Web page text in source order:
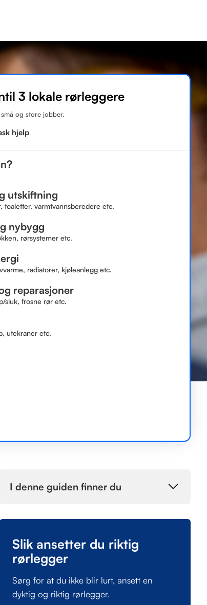
3 lokale rørleggere
og store jobber.
hjelp
utskiftning
toaletter, varmtvannsberedere etc.
nybygg
rørsystemer etc.
radiatorer, kjøleanlegg etc.
reparasjoner
sluk, frosne rør etc.
utekraner etc.
I denne guiden finner du
Slik ansetter du riktig
rørlegger
Sørg for at du ikke blir lurt, ansett en
dyktig og riktig rørlegger.